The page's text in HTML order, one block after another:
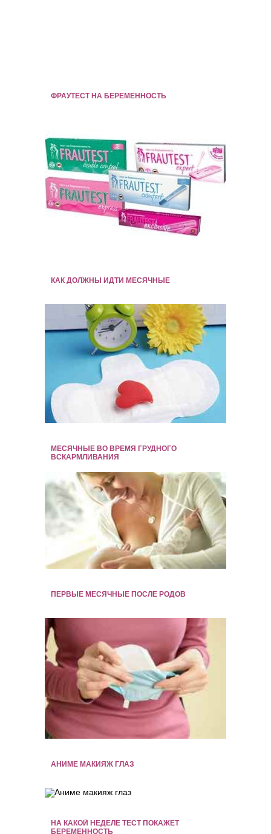
ФРАУТЕСТ НА БЕРЕМЕННОСТЬ
КАК ДОЛЖНЫ ИДТИ МЕСЯЧНЫЕ
МЕСЯЧНЫЕ ВО ВРЕМЯ ГРУДНОГО
ВСКАРМЛИВАНИЯ
ПЕРВЫЕ МЕСЯЧНЫЕ ПОСЛЕ РОДОВ
АНИМЕ МАКИЯЖ ГЛАЗ
НА КАКОЙ НЕДЕЛЕ ТЕСТ ПОКАЖЕТ
БЕРЕМЕННОСТЬ